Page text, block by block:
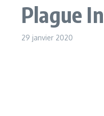
Plague
29 janvier 2020